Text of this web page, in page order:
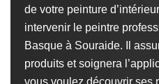
de votre peinture
intervenir le peintre
Basque à Souraide. Il
produits et soignera
vous voulez découvrir ses